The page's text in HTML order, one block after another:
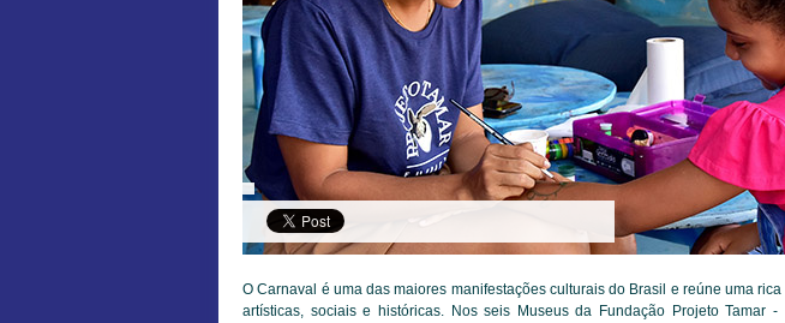
O Carnaval é uma das maiores manifestações culturais do Brasil e reúne uma
artísticas, sociais e históricas. Nos seis Museus da Fundação Projeto Tamar -